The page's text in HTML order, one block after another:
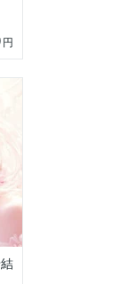
円